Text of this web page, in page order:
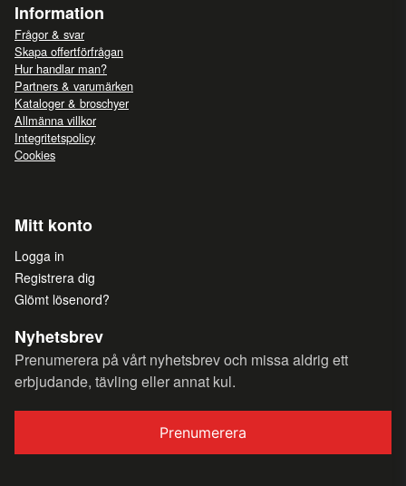
Information
Frågor & svar
Skapa offertförfrågan
Hur handlar man?
Partners & varumärken
Kataloger & broschyer
Allmänna villkor
Integritetspolicy
Cookies
Mitt konto
Logga in
Registrera dig
Glömt lösenord?
Nyhetsbrev
Prenumerera på vårt nyhetsbrev och missa aldrig ett
erbjudande, tävling eller annat kul.
Prenumerera